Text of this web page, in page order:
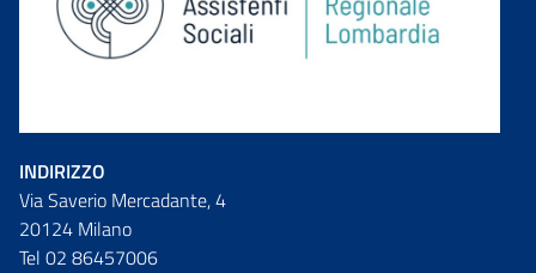
INDIRIZZO
Via Saverio Mercadante, 4
20124 Milano
Tel 02 86457006